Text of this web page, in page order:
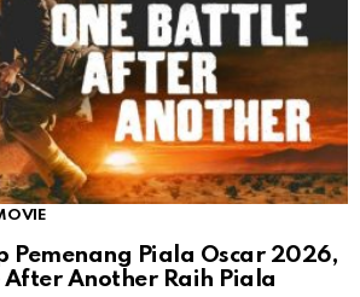
Pemenang Piala Oscar 2026,
After Another Raih Piala